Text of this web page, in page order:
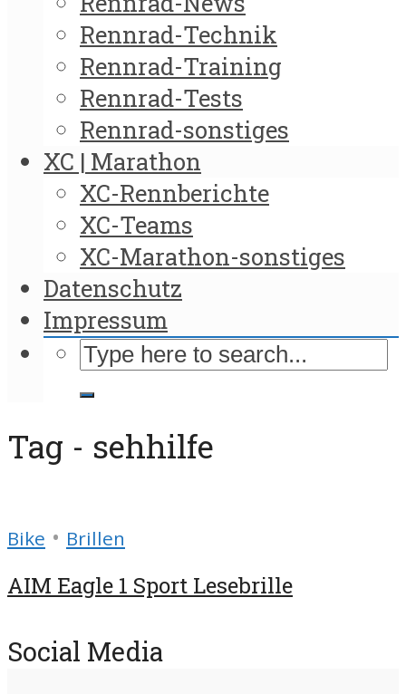
Rennrad-Technik
Rennrad-Training
Rennrad-Tests
Rennrad-sonstiges
XC | Marathon
XC-Rennberichte
XC-Teams
XC-Marathon-sonstiges
Datenschutz
Impressum
Tag - sehhilfe
Bike • Brillen
AIM Eagle 1 Sport Lesebrille
Social Media